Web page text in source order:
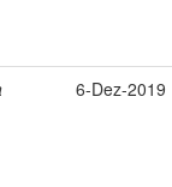
6-Dez-2019